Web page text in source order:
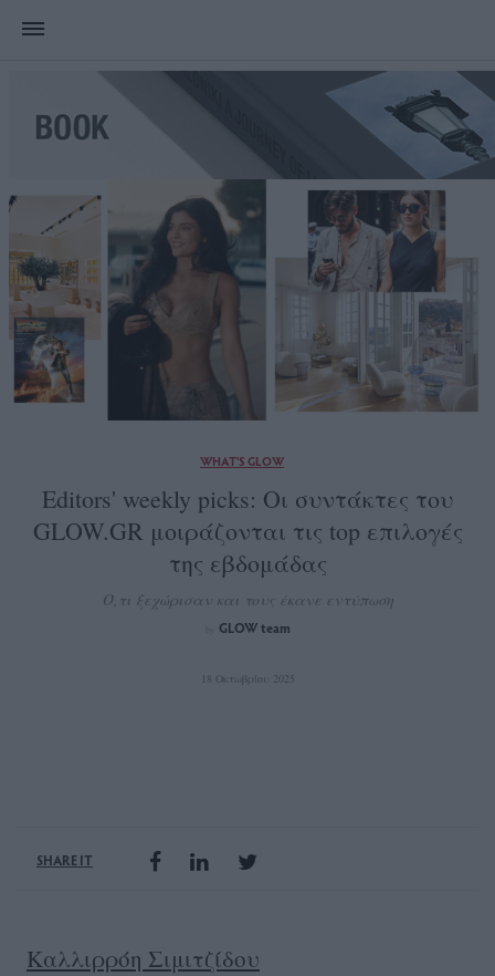
WHAT'S GLOW
Editors' weekly picks: Οι συντάκτες του
GLOW.GR μοιράζονται τις top επιλογές
της εβδομάδας
Ό,τι ξεχώρισαν και τους έκανε εντύπωση
GLOW team
18 Οκτωβρίου 2025
SHARE IT
Καλλιρρόη Σιμιτζίδου